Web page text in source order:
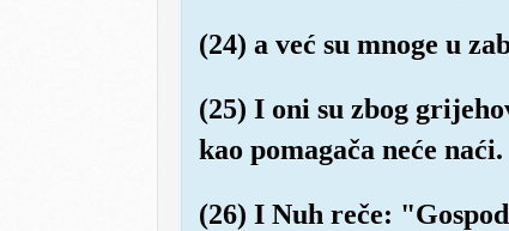
(24) a već su mnoge u
(25) I oni su zbog
kao pomagača neće naći.
(26) I Nuh reče: